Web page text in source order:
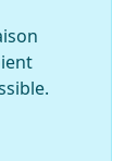
que
en
de ses